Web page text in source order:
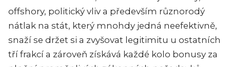
offshory, politický vliv a především různorodý
nátlak na stát, který mnohdy jedná neefektivně,
snaží se držet si a zvyšovat legitimitu u ostatních
tří frakcí a zároveň získává každé kolo bonusy za